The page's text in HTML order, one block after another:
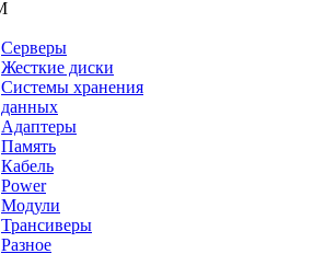
Серверы
Жесткие диски
Системы хранения
данных
Адаптеры
Память
Кабель
Power
Модули
Трансиверы
Разное